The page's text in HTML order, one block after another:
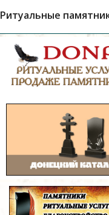
Ритуальные